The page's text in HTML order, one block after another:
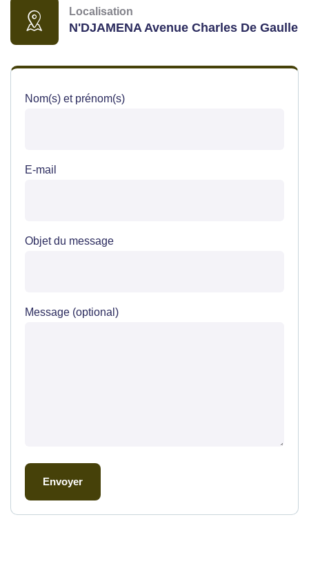
Localisation
N'DJAMENA Avenue Charles De Gaulle
Nom(s) et prénom(s)
E-mail
Objet du message
Message (optional)